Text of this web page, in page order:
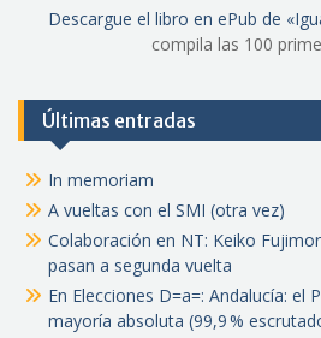
Descargue el libro en ePub de
compila las 100
Últimas entradas
In memoriam
A vueltas con el SMI (otra vez)
Colaboración en NT: Keiko
pasan a segunda vuelta
En Elecciones D=a=: Andalucía: el
mayoría absoluta (99,9 %